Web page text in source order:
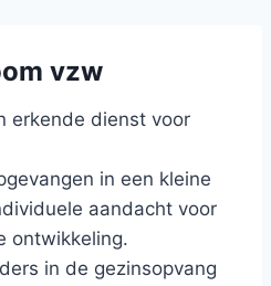
vzw
erkende dienst voor
in een kleine
aandacht voor
ontwikkeling.
in de gezinsopvang